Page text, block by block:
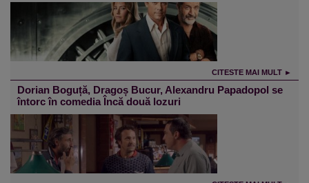
CITESTE MAI MULT ►
Dorian Boguță, Dragoș Bucur, Alexandru Papadopol se
întorc în comedia Încă două lozuri